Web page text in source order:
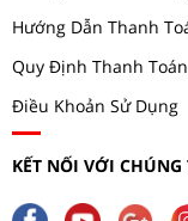
Hướng Dẫn Thanh
Quy Định Thanh Toán
Điều Khoản Sử Dụng
KẾT NỐI VỚI CHÚNG